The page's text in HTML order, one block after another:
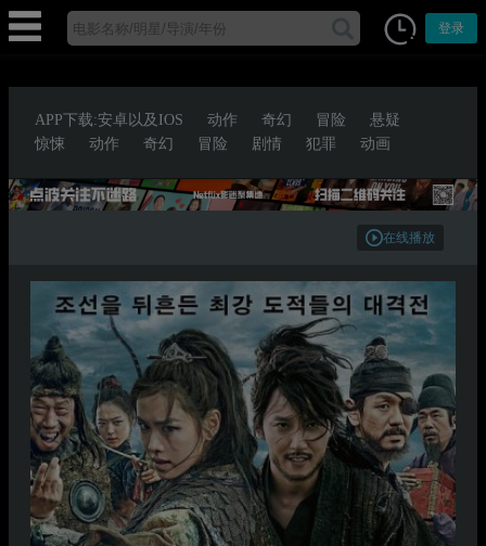
登录
APP下载:安卓以及IOS 动作 奇幻 冒险
悬疑
惊悚
动作 奇幻 冒险 剧情 犯罪 动画
在线播放